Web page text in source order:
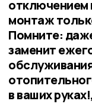
отключением
монтаж
Помните:
заменит
в ваших руках!,